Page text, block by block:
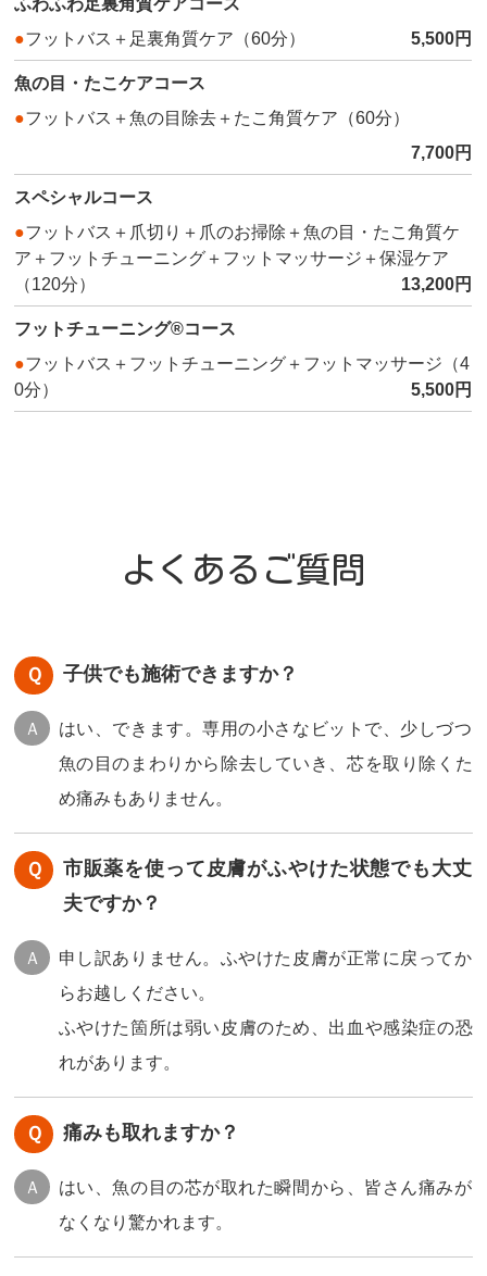
フットバス＋足裏角質ケア（60分）
5,500円
魚の目・たこケアコース
フットバス＋魚の目除去＋たこ角質ケア（60分）
7,700円
スペシャルコース
フットバス＋爪切り＋爪のお掃除＋魚の目・たこ角質ケ
ア＋フットチューニング＋フットマッサージ＋保湿ケア
（120分）
13,200円
フットチューニング®コース
フットバス＋フットチューニング＋フットマッサージ（4
0分）
5,500円
よくあるご質問
子供でも施術できますか？
はい、できます。専用の小さなビットで、少しづつ
魚の目のまわりから除去していき、芯を取り除くた
め痛みもありません。
市販薬を使って皮膚がふやけた状態でも大丈
夫ですか？
申し訳ありません。ふやけた皮膚が正常に戻ってか
らお越しください。
ふやけた箇所は弱い皮膚のため、出血や感染症の恐
れがあります。
痛みも取れますか？
はい、魚の目の芯が取れた瞬間から、皆さん痛みが
なくなり驚かれます。